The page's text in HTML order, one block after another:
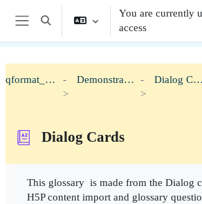
Skip to main content
Side panel
Toggle search input
You are currently
access
qformat_h5p Demonstration Dialog Cards
Dialog Cards
This glossary is made from the Dialog
H5P content import and glossary